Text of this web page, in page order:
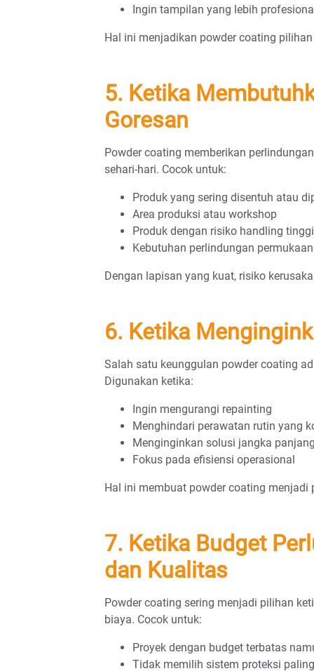
Ingin tampilan yang lebih
Hal ini menjadikan powder coating
5. Ketika
Goresan
Powder coating memberikan
sehari-hari. Cocok untuk:
Produk yang sering disentuh atau
Area produksi atau workshop
Produk dengan risiko handling tinggi
Kebutuhan perlindungan permukaan
Dengan lapisan yang kuat, risiko
6. Ketika
Salah satu keunggulan powder coating
Digunakan ketika:
Ingin mengurangi repainting
Menghindari perawatan rutin yang
Menginginkan solusi jangka
Fokus pada efisiensi operasional
Hal ini membuat powder coating
7. Ketika Budget
dan Kualitas
Powder coating sering menjadi pilihan
biaya. Cocok untuk:
Proyek dengan budget terbatas
Tidak memilih sistem proteksi